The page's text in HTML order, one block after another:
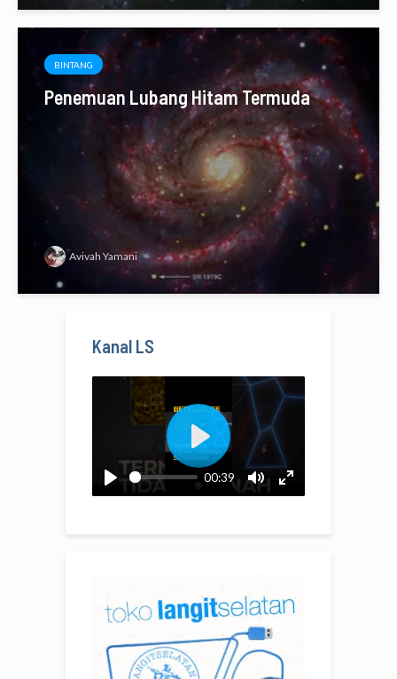
BINTANG
Penemuan Lubang Hitam Termuda
Avivah Yamani
Kanal LS